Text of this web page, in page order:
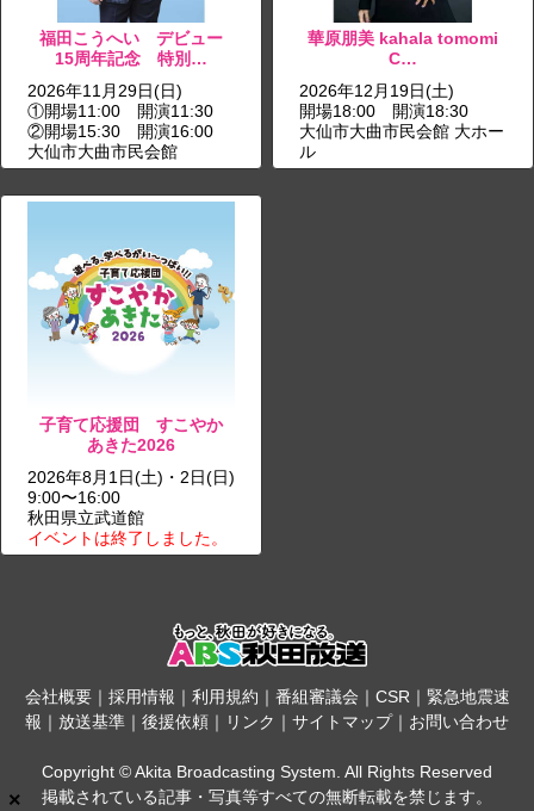
×
福田こうへい デビュー
15周年記念 特別…
2026年11月29日(日)
①開場11:00 開演11:30
②開場15:30 開演16:00
大仙市大曲市民会館
華原朋美 kahala tomomi
C…
2026年12月19日(土)
開場18:00 開演18:30
大仙市大曲市民会館 大ホー
ル
子育て応援団 すこやか
あきた2026
2026年8月1日(土)・2日(日)
9:00〜16:00
秋田県立武道館
イベントは終了しました。
会社概要｜ 採用情報 ｜ 利用規約 ｜ 番組審議会 ｜ CSR ｜ 緊急地震速
報 ｜ 放送基準 ｜ 後援依頼 ｜ リンク ｜ サイトマップ｜ お問い合わせ
Copyright © Akita Broadcasting System. All Rights Reserved
掲載されている記事・写真等すべての無断転載を禁じます。